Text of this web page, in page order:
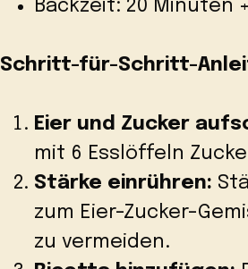
Backzeit: 20 Minuten
Schritt-für-Schritt-
Eier und Zucker
mit 6 Esslöffeln
Stärke einrühren:
zum Eier-Zucker-
zu vermeiden.